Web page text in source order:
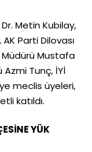
Metin Kubilay,
Parti Dilovası
Müdürü Mustafa
Tunç, İYİ
meclis üyeleri,
katıldı.
YÜK